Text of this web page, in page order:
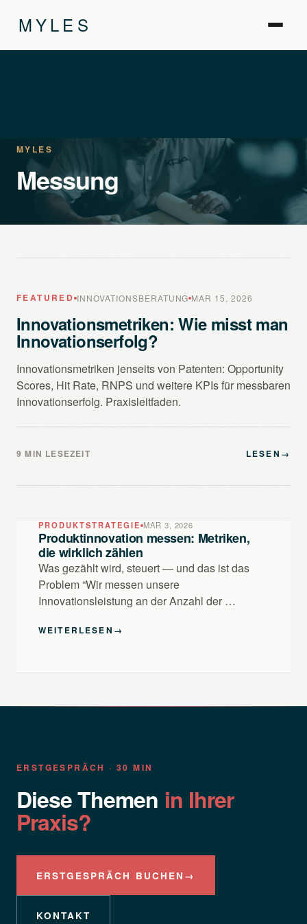
MYLES
MYLES
Messung
FEATURED INNOVATIONSBERATUNG MAR 15, 2026
Innovationsmetriken: Wie misst man
Innovationserfolg?
Innovationsmetriken jenseits von Patenten: Opportunity
Scores, Hit Rate, RNPS und weitere KPIs für messbaren
Innovationserfolg. Praxisleitfaden.
9 MIN LESEZEIT LESEN →
PRODUKTSTRATEGIE MAR 3, 2026
Produktinnovation messen: Metriken,
die wirklich zählen
Was gezählt wird, steuert — und das ist das
Problem “Wir messen unsere
Innovationsleistung an der Anzahl der …
WEITERLESEN →
ERSTGESPRÄCH · 30 MIN
Diese Themen in Ihrer
Praxis?
ERSTGESPRÄCH BUCHEN →
KONTAKT